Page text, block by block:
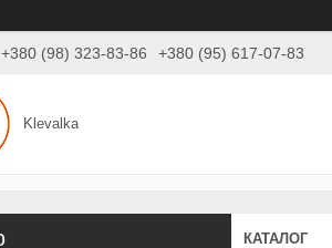
+380 (98) 323-83-86 +380 (95) 617-07-83
Klevalka
КАТАЛОГ